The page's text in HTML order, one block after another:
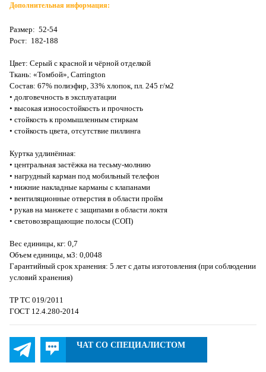
Дополнительная информация:
Размер: 52-54
Рост: 182-188
Цвет: Серый с красной и чёрной отделкой
Ткань: «Томбой», Carrington
Состав: 67% полиэфир, 33% хлопок, пл. 245 г/м2
• долговечность в эксплуатации
• высокая износостойкость и прочность
• стойкость к промышленным стиркам
• стойкость цвета, отсутствие пиллинга
Куртка удлинённая:
• центральная застёжка на тесьму-молнию
• нагрудный карман под мобильный телефон
• нижние накладные карманы с клапанами
• вентиляционные отверстия в области пройм
• рукав на манжете с защипами в области локтя
• световозвращающие полосы (СОП)
Вес единицы, кг: 0,7
Объем единицы, м3: 0,0048
Гарантийный срок хранения: 5 лет с даты изготовления (при соблюдении
условий хранения)
ТР ТС 019/2011
ГОСТ 12.4.280-2014
ЧАТ СО СПЕЦИАЛИСТОМ